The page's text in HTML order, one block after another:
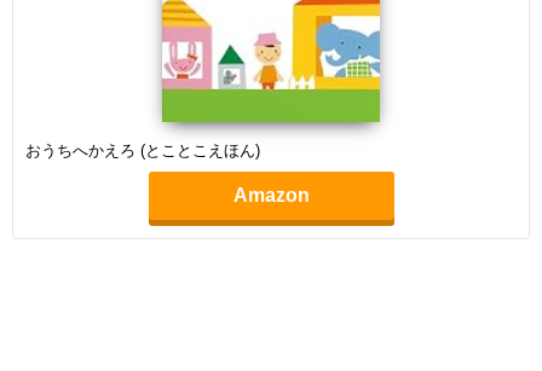
おうちへかえろ (とことこえほん)
Amazon